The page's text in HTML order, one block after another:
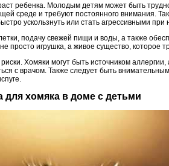
ребенка. Молодым детям может быть
среде и требуют постоянного внимания.
ускользнуть или стать агрессивными
подачу свежей пищи и воды, а также
просто игрушка, а живое существо, которое
Хомяки могут быть источником
с врачом. Также следует быть
для хомяка в доме с детьми